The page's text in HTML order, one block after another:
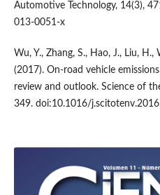
Automotive Technology, 14(3),
013-0051-x
Wu, Y., Zhang, S., Hao, J., Liu,
(2017). On-road vehicle
review and outlook. Science of
349. doi:10.1016/